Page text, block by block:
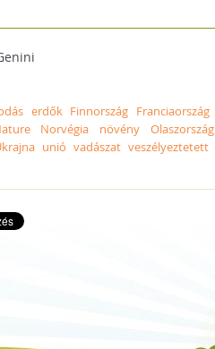
erdők Finnország Franciaország
Norvégia növény Olaszország
unió vadászat veszélyeztetett